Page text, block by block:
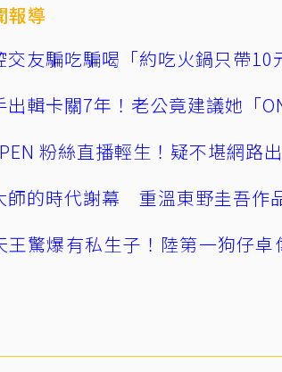
報導
交友騙吃騙喝「約吃火鍋只帶
出輯卡關7年！老公竟建議她「
粉絲直播輕生！疑不堪網路
師的時代謝幕 重溫東野圭吾作
王驚爆有私生子！陸第一狗仔